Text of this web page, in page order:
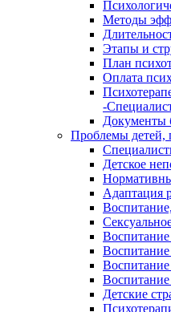
Методы
Этапы и
План
Оплата
-
Документы
Проблемы детей,
Детское
Адаптация
Воспитание
Воспитание
Воспитание
Детские